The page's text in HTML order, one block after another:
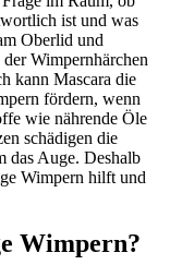
ist und was
Oberlid und
Wimpernhärchen
kann Mascara die
fördern, wenn
wie nährende Öle
schädigen die
das Auge. Deshalb
Wimpern hilft und
Wimpern?